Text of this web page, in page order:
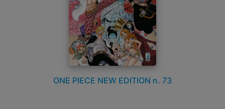
ONE PIECE NEW EDITION n. 73